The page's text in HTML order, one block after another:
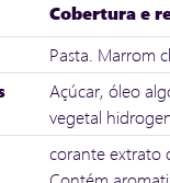
Cobertura e
Pasta. Marrom
Açúcar, óleo
vegetal
corante extrato